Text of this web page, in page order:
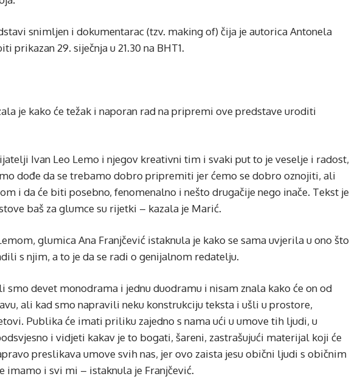
snimljen i dokumentarac (tzv. making of) čija je autorica Antonela
prikazan 29. siječnja u 21.30 na BHT1.
je kako će težak i naporan rad na pripremi ove predstave uroditi
Ivan Leo Lemo i njegov kreativni tim i svaki put to je veselje i radost,
dođe da se trebamo dobro pripremiti jer ćemo se dobro oznojiti, ali
i da će biti posebno, fenomenalno i nešto drugačije nego inače. Tekst je
baš za glumce su rijetki – kazala je Marić.
glumica Ana Franjčević istaknula je kako se sama uvjerila u ono što
s njim, a to je da se radi o genijalnom redatelju.
devet monodrama i jednu duodramu i nisam znala kako će on od
ali kad smo napravili neku konstrukciju teksta i ušli u prostore,
Publika će imati priliku zajedno s nama ući u umove tih ljudi, u
i vidjeti kakav je to bogati, šareni, zastrašujući materijal koji će
preslikava umove svih nas, jer ovo zaista jesu obični ljudi s običnim
i svi mi – istaknula je Franjčević.